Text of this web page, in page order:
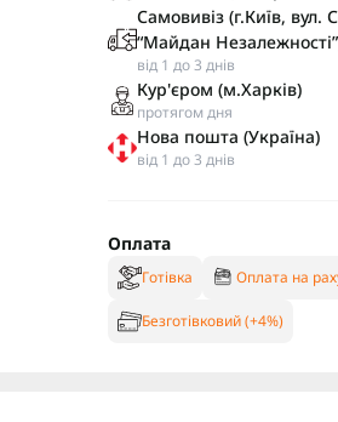
Самовивіз (г.Київ,
“Майдан
від 1 до 3 днів
Кур'єром (м.Харків)
протягом дня
Нова пошта (Україна)
від 1 до 3 днів
Оплата
Готівка Оплата на
Безготівковий (+4%)